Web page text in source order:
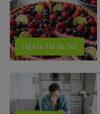
rețete fel de fel